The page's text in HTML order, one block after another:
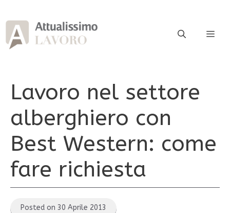
al
contenuto
Lavoro nel settore
alberghiero con
Best Western: come
fare richiesta
Posted on 30 Aprile 2013